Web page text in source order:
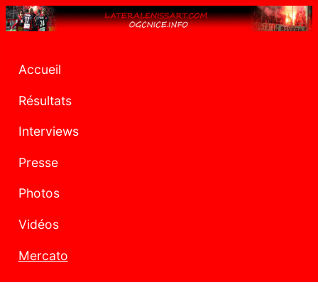
Accueil
Résultats
Interviews
Presse
Photos
Vidéos
Mercato